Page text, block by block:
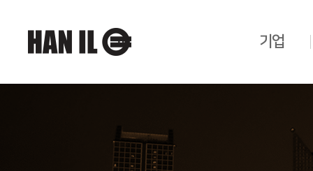
기업